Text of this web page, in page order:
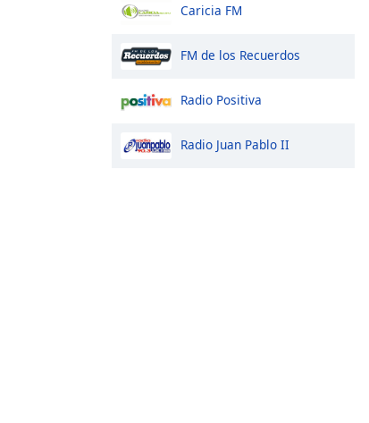
Caricia FM
FM de los Recuerdos
Radio Positiva
Radio Juan Pablo II